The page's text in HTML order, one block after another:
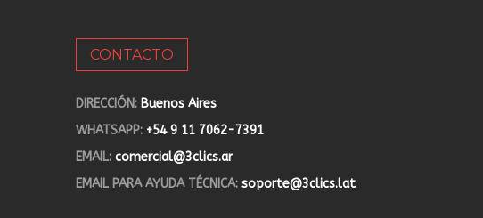
CONTACTO
DIRECCIÓN: Buenos Aires
WHATSAPP: +54 9 11 7062-7391
EMAIL: comercial@3clics.ar
EMAIL PARA AYUDA TÉCNICA: soporte@3clics.lat